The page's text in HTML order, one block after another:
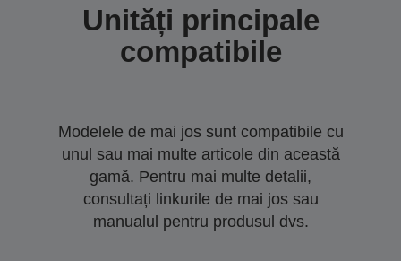
Unități principale
compatibile
Modelele de mai jos sunt compatibile cu
unul sau mai multe articole din această
gamă. Pentru mai multe detalii,
consultați linkurile de mai jos sau
manualul pentru produsul dvs.